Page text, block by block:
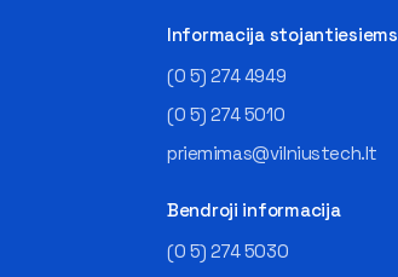
Informacija stojantiesiems
(0 5) 274 4949
(0 5) 274 5010
priemimas@vilniustech.lt
Bendroji informacija
(0 5) 274 5030